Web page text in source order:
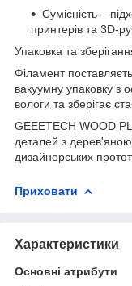
Сумісність –
принтерів та 3D-
Упаковка та
Філамент
вакуумну упаковку з
вологи та зберігає
GEEETECH WOOD
деталей з дерев'яною
дизайнерських
Приховати
Характеристики
Основні атрибути